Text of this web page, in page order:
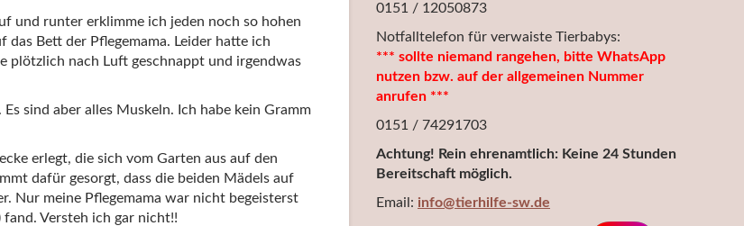
und runter erklimme ich jeden noch so hohen
das Bett der Pflegemama. Leider hatte ich
plötzlich nach Luft geschnappt und irgendwas
sind aber alles Muskeln. Ich habe kein Gramm
erlegt, die sich vom Garten aus auf den
dafür gesorgt, dass die beiden Mädels auf
Nur meine Pflegemama war nicht begeisterst
fand. Versteh ich gar nicht!!
0151 / 12050873
Notfalltelefon für verwaiste Tierbabys:
*** sollte niemand rangehen, bitte WhatsApp
nutzen bzw. auf der allgemeinen Nummer
anrufen ***
0151 / 74291703
Achtung! Rein ehrenamtlich: Keine 24 Stunden
Bereitschaft möglich.
Email: info@tierhilfe-sw.de